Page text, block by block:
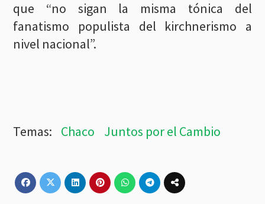
que “no sigan la misma tónica del
fanatismo populista del kirchnerismo a
nivel nacional”.
Chaco Juntos por el Cambio